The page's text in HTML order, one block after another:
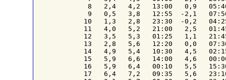
8   2,4   4,2   13:00   0,9
9   0,5   3,8   12:55  -2,1
10   1,3   2,8   23:30  -0,2
11   4,0   5,2   21:00   2,5
12   3,5   5,3   01:25   1,1
13   2,8   5,6   12:20   0,0
14   4,9   5,4   10:30   4,5
15   5,9   6,6   14:00   4,6
16   5,9   6,4   00:10   5,5
17   6,4   7,2   09:35   5,6